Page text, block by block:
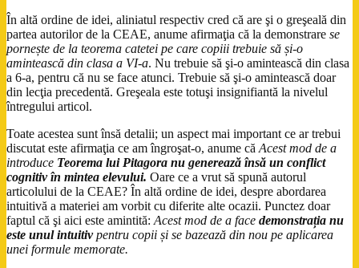
În altă ordine de idei, aliniatul respectiv cred că are şi o greşeală din
partea autorilor de la CEAE, anume afirmaţia că la demonstrare se
pornește de la teorema catetei pe care copiii trebuie să și-o
amintească din clasa a VI-a. Nu trebuie să şi-o amintească din clasa
a 6-a, pentru că nu se face atunci. Trebuie să şi-o amintească doar
din lecţia precedentă. Greşeala este totuşi insignifiantă la nivelul
întregului articol.
Toate acestea sunt însă detalii; un aspect mai important ce ar trebui
discutat este afirmaţia ce am îngroşat-o, anume că Acest mod de a
introduce Teorema lui Pitagora nu generează însă un conflict
cognitiv în mintea elevului. Oare ce a vrut să spună autorul
articolului de la CEAE? În altă ordine de idei, despre abordarea
intuitivă a materiei am vorbit cu diferite alte ocazii. Punctez doar
faptul că şi aici este amintită: Acest mod de a face demonstrația nu
este unul intuitivpentru copii și se bazează din nou pe aplicarea
unei formule memorate.